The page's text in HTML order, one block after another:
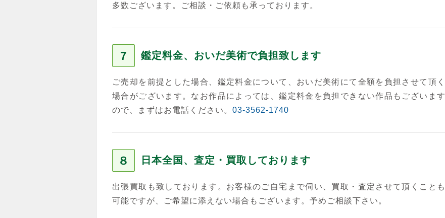
多数ございます。ご相談・ご依頼も承っております。
７ 鑑定料金、おいだ美術で負担致します
ご売却を前提とした場合、鑑定料金について、おいだ美術にて全額を負担させて頂く
場合がございます。なお作品によっては、鑑定料金を負担できない作品もございます
ので、まずはお電話ください。 03-3562-1740
８ 日本全国、査定・買取しております
出張買取も致しております。お客様のご自宅まで伺い、買取・査定させて頂くことも
可能ですが、ご希望に添えない場合もございます。予めご相談下さい。